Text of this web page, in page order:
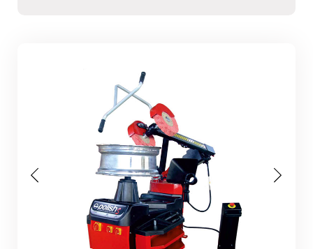
Ghidul Echipamentelor